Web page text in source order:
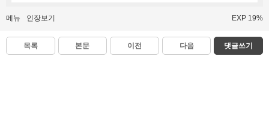
메뉴 인장보기 EXP 19%
목록 본문 이전 다음 댓글쓰기